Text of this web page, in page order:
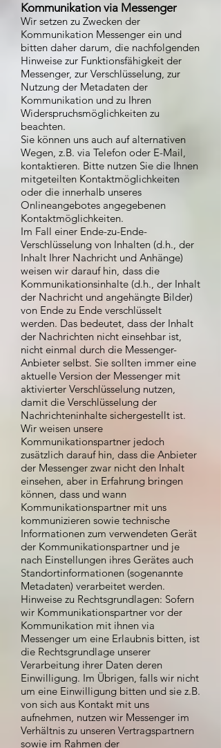
Kommunikation via Messenger
Wir setzen zu Zwecken der
Kommunikation Messenger ein und
bitten daher darum, die nachfolgenden
Hinweise zur Funktionsfähigkeit der
Messenger, zur Verschlüsselung, zur
Nutzung der Metadaten der
Kommunikation und zu Ihren
Widerspruchsmöglichkeiten zu
beachten.
Sie können uns auch auf alternativen
Wegen, z.B. via Telefon oder E-Mail,
kontaktieren. Bitte nutzen Sie die Ihnen
mitgeteilten Kontaktmöglichkeiten
oder die innerhalb unseres
Onlineangebotes angegebenen
Kontaktmöglichkeiten.
Im Fall einer Ende-zu-Ende-
Verschlüsselung von Inhalten (d.h., der
Inhalt Ihrer Nachricht und Anhänge)
weisen wir darauf hin, dass die
Kommunikationsinhalte (d.h., der Inhalt
der Nachricht und angehängte Bilder)
von Ende zu Ende verschlüsselt
werden. Das bedeutet, dass der Inhalt
der Nachrichten nicht einsehbar ist,
nicht einmal durch die Messenger-
Anbieter selbst. Sie sollten immer eine
aktuelle Version der Messenger mit
aktivierter Verschlüsselung nutzen,
damit die Verschlüsselung der
Nachrichteninhalte sichergestellt ist.
Wir weisen unsere
Kommunikationspartner jedoch
zusätzlich darauf hin, dass die Anbieter
der Messenger zwar nicht den Inhalt
einsehen, aber in Erfahrung bringen
können, dass und wann
Kommunikationspartner mit uns
kommunizieren sowie technische
Informationen zum verwendeten Gerät
der Kommunikationspartner und je
nach Einstellungen ihres Gerätes auch
Standortinformationen (sogenannte
Metadaten) verarbeitet werden.
Hinweise zu Rechtsgrundlagen: Sofern
wir Kommunikationspartner vor der
Kommunikation mit ihnen via
Messenger um eine Erlaubnis bitten, ist
die Rechtsgrundlage unserer
Verarbeitung ihrer Daten deren
Einwilligung. Im Übrigen, falls wir nicht
um eine Einwilligung bitten und sie z.B.
von sich aus Kontakt mit uns
aufnehmen, nutzen wir Messenger im
Verhältnis zu unseren Vertragspartnern
sowie im Rahmen der